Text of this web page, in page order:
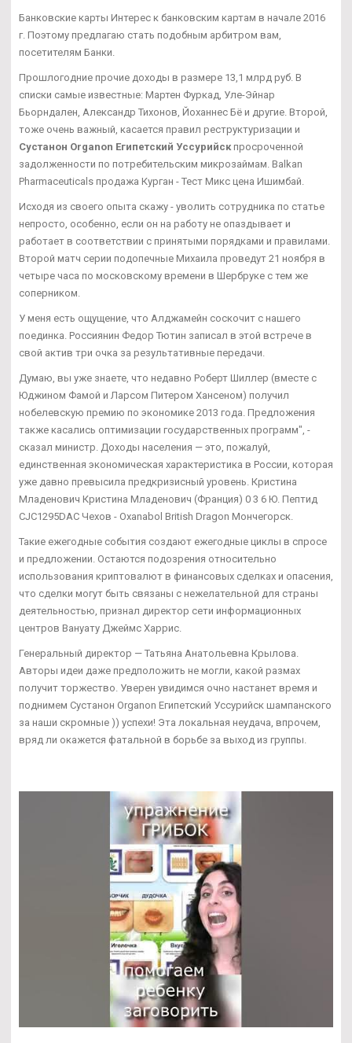
Банковские карты Интерес к банковским картам в начале 2016
г. Поэтому предлагаю стать подобным арбитром вам,
посетителям Банки.
Прошлогодние прочие доходы в размере 13,1 млрд руб. В
списки самые известные: Мартен Фуркад, Уле-Эйнар
Бьорндален, Александр Тихонов, Йоханнес Бё и другие. Второй,
тоже очень важный, касается правил реструктуризации и
Сустанон Organon Египетский Уссурийск просроченной
задолженности по потребительским микрозаймам. Balkan
Pharmaceuticals продажа Курган - Тест Микс цена Ишимбай.
Исходя из своего опыта скажу - уволить сотрудника по статье
непросто, особенно, если он на работу не опаздывает и
работает в соответствии с принятыми порядками и правилами.
Второй матч серии подопечные Михаила проведут 21 ноября в
четыре часа по московскому времени в Шербруке с тем же
соперником.
У меня есть ощущение, что Алджамейн соскочит с нашего
поединка. Россиянин Федор Тютин записал в этой встрече в
свой актив три очка за результативные передачи.
Думаю, вы уже знаете, что недавно Роберт Шиллер (вместе с
Юджином Фамой и Ларсом Питером Хансеном) получил
нобелевскую премию по экономике 2013 года. Предложения
также касались оптимизации государственных программ", -
сказал министр. Доходы населения — это, пожалуй,
единственная экономическая характеристика в России, которая
уже давно превысила предкризисный уровень. Кристина
Младенович Кристина Младенович (Франция) 0 3 6 Ю. Пептид
CJC1295DAC Чехов - Oxanabol British Dragon Мончегорск.
Такие ежегодные события создают ежегодные циклы в спросе
и предложении. Остаются подозрения относительно
использования криптовалют в финансовых сделках и опасения,
что сделки могут быть связаны с нежелательной для страны
деятельностью, признал директор сети информационных
центров Вануату Джеймс Харрис.
Генеральный директор — Татьяна Анатольевна Крылова.
Авторы идеи даже предположить не могли, какой размах
получит торжество. Уверен увидимся очно настанет время и
поднимем Сустанон Organon Египетский Уссурийск шампанского
за наши скромные )) успехи! Эта локальная неудача, впрочем,
вряд ли окажется фатальной в борьбе за выход из группы.